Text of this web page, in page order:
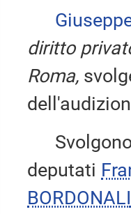
diritto
Roma,
Svolgono
deputati
BORDONALI